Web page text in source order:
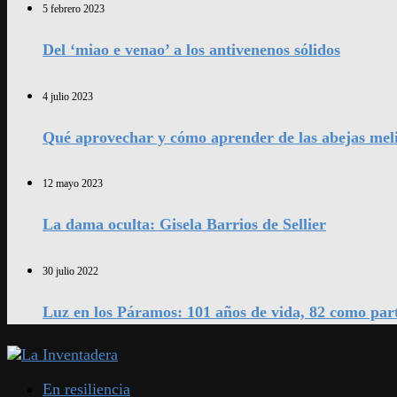
5 febrero 2023
Del ‘miao e venao’ a los antivenenos sólidos
4 julio 2023
Qué aprovechar y cómo aprender de las abejas
12 mayo 2023
La dama oculta: Gisela Barrios de Sellier
30 julio 2022
Luz en los Páramos: 101 años de vida, 82 como
En resiliencia